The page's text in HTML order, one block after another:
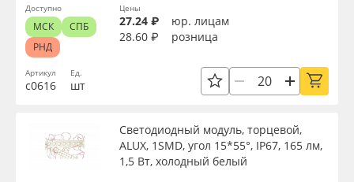
Доступность
Применить
Сбросить фильтр
Артикул
с0616
Ед.
шт
Цены
27.24 ₽
юр. лицам
28.60 ₽
розница
Доступно
МСК
СПБ
РНД
Светодиодный модуль, торцевой,
ALUX, 1SMD, угол 15*55°, IP67, 165 лм,
1,5 Вт, холодный белый